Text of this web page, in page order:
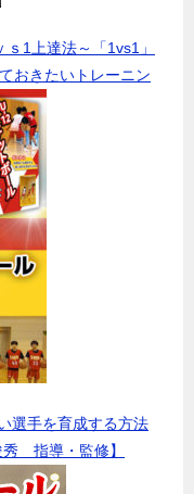
1上達法～「1vs1」
おきたいトレーニン
選手を育成する方法
指導・監修】